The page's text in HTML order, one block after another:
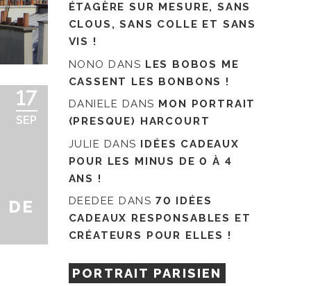
17
SEP
DE
ÉTAGÈRE SUR MESURE, SANS
CLOUS, SANS COLLE ET SANS
VIS !
NONO DANS LES BOBOS ME
CASSENT LES BONBONS !
DANIELE DANS MON PORTRAIT
(PRESQUE) HARCOURT
JULIE DANS IDÉES CADEAUX
POUR LES MINUS DE 0 À 4
ANS !
DEEDEE DANS 70 IDÉES
CADEAUX RESPONSABLES ET
CRÉATEURS POUR ELLES !
PORTRAIT PARISIEN